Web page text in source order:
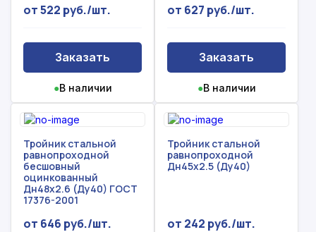
от 522 руб./шт.
Заказать
●В наличии
от 627 руб./шт.
Заказать
●В наличии
Тройник стальной
равнопроходной
бесшовный
оцинкованный
Дн48х2.6 (Ду40) ГОСТ
17376-2001
от 646 руб./шт.
Тройник стальной
равнопроходной
Дн45х2.5 (Ду40)
от 242 руб./шт.
Прикрепить смету на расчет
Отправить запрос
Мы свяжемся с вами в ближайшее время!
металлопрокат
Заказать звонок
Даю согласие наобработку персональных данных
Форма отправлена,
спасибо!
С вами свяжется наш менеджер.
Форма не отправлена!
Произошла ошибка.